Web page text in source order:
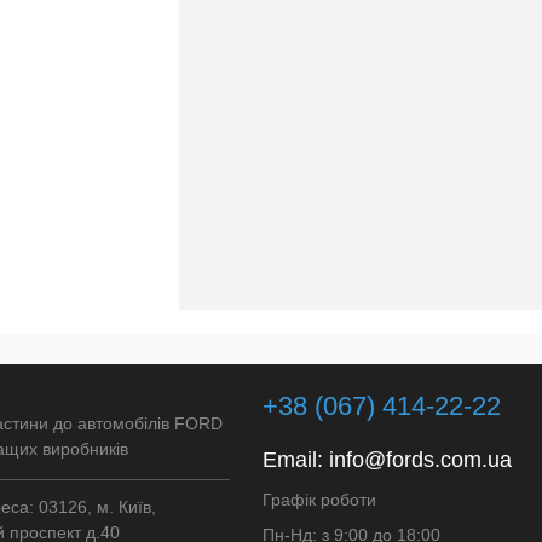
до автомобілів FORD
виробників
03126, м. Київ,
проспект д.40
+38 (067) 414-22-22
Email: info@fords.com.ua
Графік роботи
Пн-Нд: з 9:00 до 18:00